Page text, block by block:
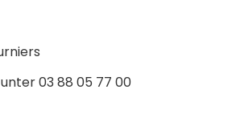
03 88 05 77 00